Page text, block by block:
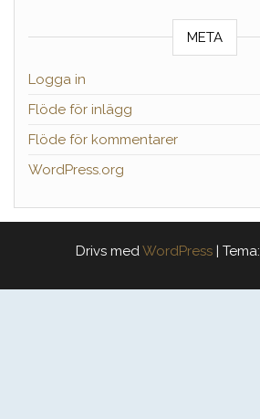
META
Logga in
Flöde för inlägg
Flöde för kommentarer
WordPress.org
Drivs medWordPress | Tema: